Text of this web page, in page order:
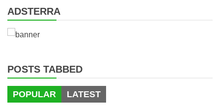
ADSTERRA
POSTS TABBED
POPULAR LATEST